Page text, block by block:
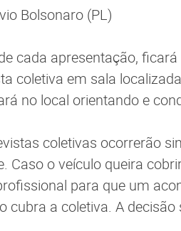
Bolsonaro (PL)
cada apresentação,
coletiva em sala
no local orientando e
coletivas ocorrerão
Caso o veículo queira
para que um
cubra a coletiva. A